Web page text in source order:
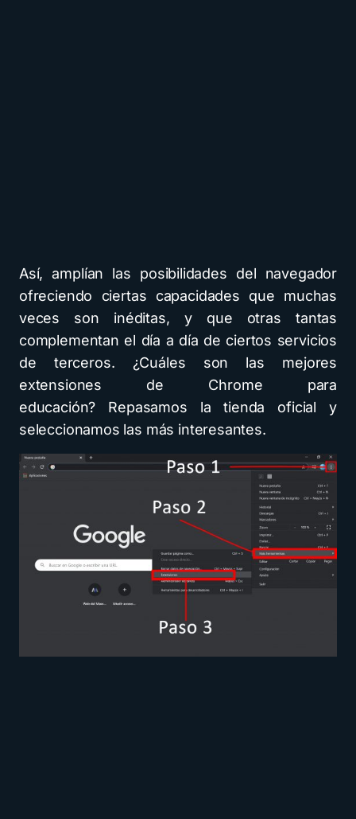
Así, amplían las posibilidades del navegador
ofreciendo ciertas capacidades que muchas
veces son inéditas, y que otras tantas
complementan el día a día de ciertos servicios
de terceros. ¿Cuáles son las mejores
extensiones de Chrome para
educación? Repasamos la tienda oficial y
seleccionamos las más interesantes.